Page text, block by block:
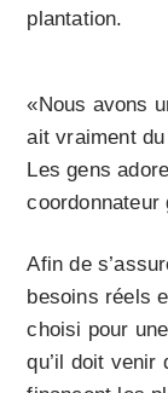
plantation.
«Nous avons
ait vraiment
Les gens
coordonnateur
Afin de
besoins réels
choisi pour
qu’il doit venir